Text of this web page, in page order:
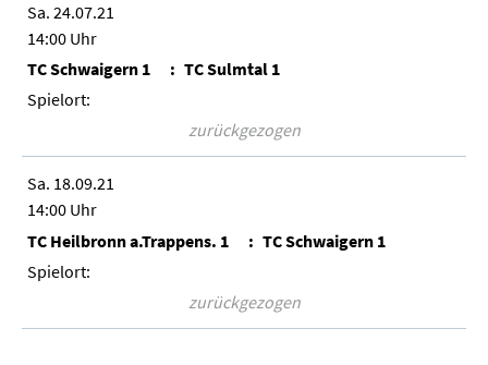
Sa. 24.07.21
14:00 Uhr
TC Schwaigern 1
TC Sulmtal 1
zurückgezogen
Sa. 18.09.21
14:00 Uhr
TC Heilbronn a.Trappens. 1
TC Schwaigern 1
zurückgezogen